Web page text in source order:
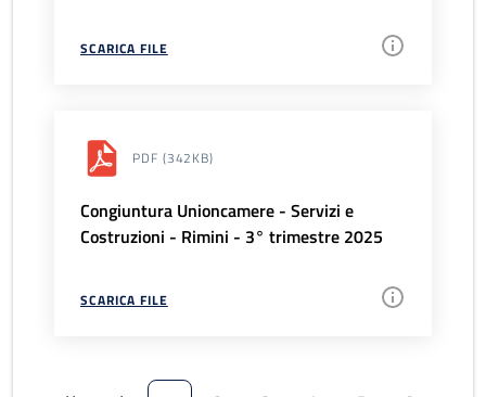
SCARICA FILE
PDF (342KB)
Congiuntura Unioncamere - Servizi e
Costruzioni - Rimini - 3° trimestre 2025
SCARICA FILE